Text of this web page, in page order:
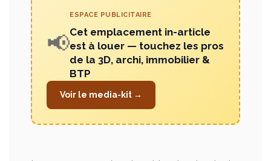
📢
ESPACE PUBLICITAIRE
Cet emplacement in-article
est à louer — touchez les pros
de la 3D, archi, immobilier &
BTP
Voir le media-kit →